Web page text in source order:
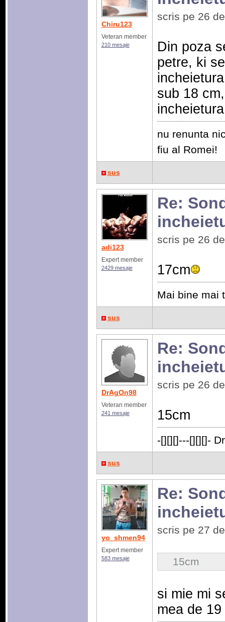
Chiru123
Veteran member
210 mesaje
scris pe 26
Din poza
petre, ki
sub 18
nu renunta
fiu al Romei!
sus
adi123
Expert member
2429 mesaje
Re:
scris pe 26
17cm
Mai bine mai
sus
DrAgOn98
Veteran member
241 mesaje
Re:
scris pe 26
15cm
-[][][]---[][][]-
sus
yo_shmen94
Expert member
583 mesaje
Re:
scris pe 27
15cm
si mie mi
mea de